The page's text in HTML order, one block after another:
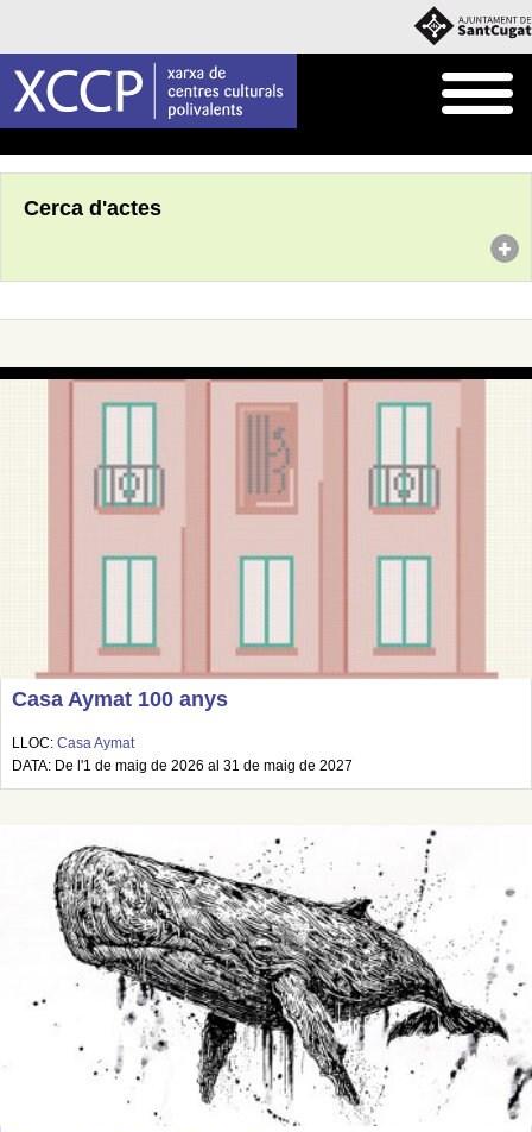
Cerca d'actes
Casa Aymat 100 anys
LLOC: Casa Aymat
DATA: De l'1 de maig de 2026 al 31 de maig de 2027